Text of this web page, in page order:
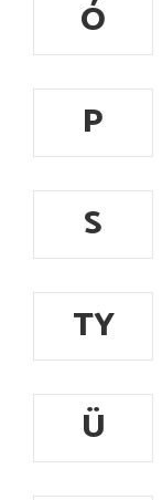
Ó
P
S
TY
Ü